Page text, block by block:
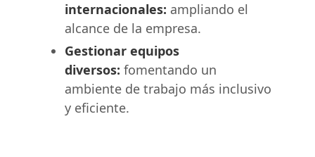
internacionales: ampliando el
alcance de la empresa.
Gestionar equipos
diversos: fomentando un
ambiente de trabajo más inclusivo
y eficiente.